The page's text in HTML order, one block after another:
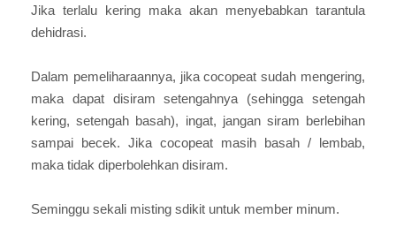
Jika terlalu kering maka akan menyebabkan tarantula
dehidrasi.
Dalam pemeliharaannya, jika cocopeat sudah mengering,
maka dapat disiram setengahnya (sehingga setengah
kering, setengah basah), ingat, jangan siram berlebihan
sampai becek. Jika cocopeat masih basah / lembab,
maka tidak diperbolehkan disiram.
Seminggu sekali misting sdikit untuk member minum.